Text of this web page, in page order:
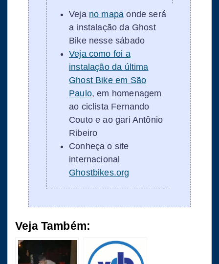
Veja no mapa onde será
a instalação da Ghost
Bike nesse sábado
Veja como foi a
instalação da última
Ghost Bike em São
Paulo, em homenagem
ao ciclista Fernando
Couto e ao gari Antônio
Ribeiro
Conheça o site
internacional
Ghostbikes.org
Veja Também: